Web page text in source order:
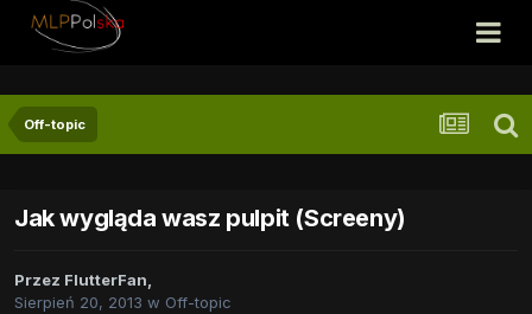
Off-topic
Jak wygląda wasz pulpit (Screeny)
Przez FlutterFan,
Sierpień 20, 2013 w Off-topic